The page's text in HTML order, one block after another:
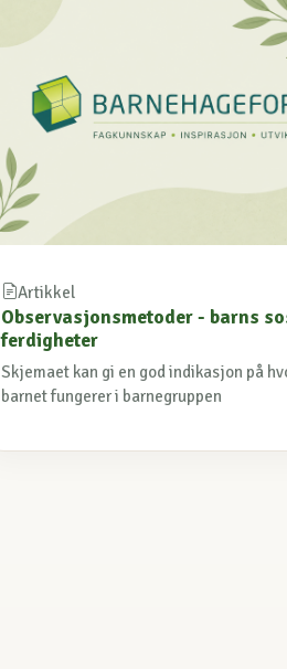
Artikkel
Observasjonsmetoder - barns
ferdigheter
Skjemaet kan gi en god indikasjon på
barnet fungerer i barnegruppen